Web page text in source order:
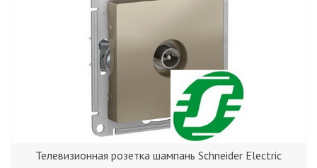
Телевизионная розетка шампань Schneider Electric